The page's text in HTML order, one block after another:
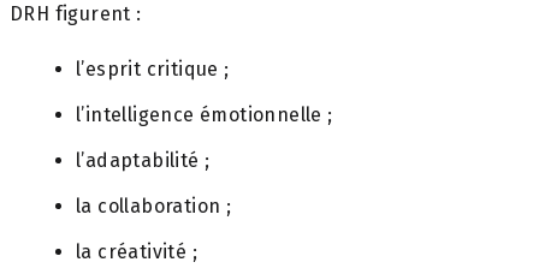
DRH figurent :
l’esprit critique ;
l’intelligence émotionnelle ;
l’adaptabilité ;
la collaboration ;
la créativité ;